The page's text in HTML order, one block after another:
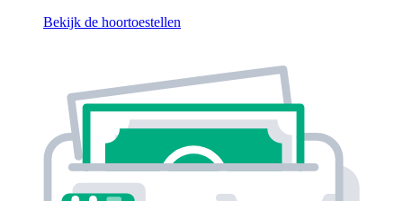
Bekijk de hoortoestellen